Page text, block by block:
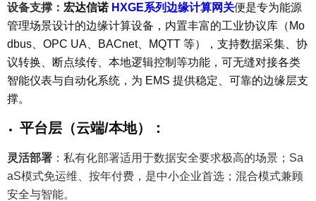
设备支撑： 宏达信诺 HXGE系列边缘计算网关便是专为能源
管理场景设计的边缘计算设备，内置丰富的工业协议库（Mo
dbus、OPC UA、BACnet、MQTT 等），支持数据采集、协
议转换、断点续传、本地逻辑控制等功能，可无缝对接各类
智能仪表与自动化系统，为 EMS 提供稳定、可靠的边缘层支
撑。
平台层（云端/本地） ：
灵活部署 ： 私有化部署适用于数据安全要求极高的场景；Sa
aS模式免运维、按年付费，是中小企业首选；混合模式兼顾
安全与智能。